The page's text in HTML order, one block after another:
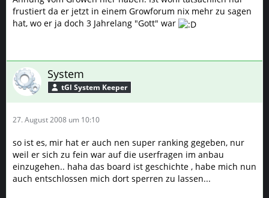
frustiert da er jetzt in einem Growforum nix mehr zu sagen
hat, wo er ja doch 3 Jahrelang "Gott" war
System
tGl System Keeper
27. August 2008 um 10:10
so ist es, mir hat er auch nen super ranking gegeben, nur
weil er sich zu fein war auf die userfragen im anbau
einzugehen.. haha das board ist geschichte , habe mich nun
auch entschlossen mich dort sperren zu lassen...